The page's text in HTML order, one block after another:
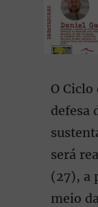
O Ciclo
defesa
será
(27), a
meio